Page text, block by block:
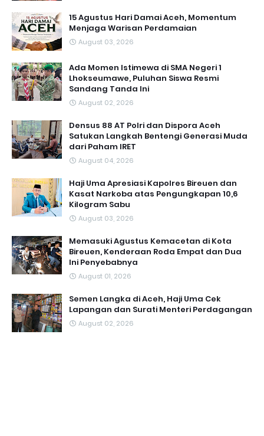
15 Agustus Hari Damai Aceh, Momentum
Menjaga Warisan Perdamaian
August 03, 2026
Ada Momen Istimewa di SMA Negeri 1
Lhokseumawe, Puluhan Siswa Resmi
Sandang Tanda Ini
August 02, 2026
Densus 88 AT Polri dan Dispora Aceh
Satukan Langkah Bentengi Generasi Muda
dari Paham IRET
August 04, 2026
Haji Uma Apresiasi Kapolres Bireuen dan
Kasat Narkoba atas Pengungkapan 10,6
Kilogram Sabu
August 03, 2026
Memasuki Agustus Kemacetan di Kota
Bireuen, Kenderaan Roda Empat dan Dua
Ini Penyebabnya
August 01, 2026
Semen Langka di Aceh, Haji Uma Cek
Lapangan dan Surati Menteri Perdagangan
August 02, 2026